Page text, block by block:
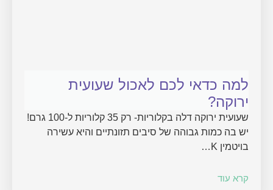
למה כדאי לכם לאכול שעועית
ירוקה?
שעועית ירוקה דלה בקלוריות- רק 35 קלוריות ל-100 גרם!
יש בה כמות גבוהה של סיבים תזונתיים והיא עשירה
בויטמין K…
קרא עוד